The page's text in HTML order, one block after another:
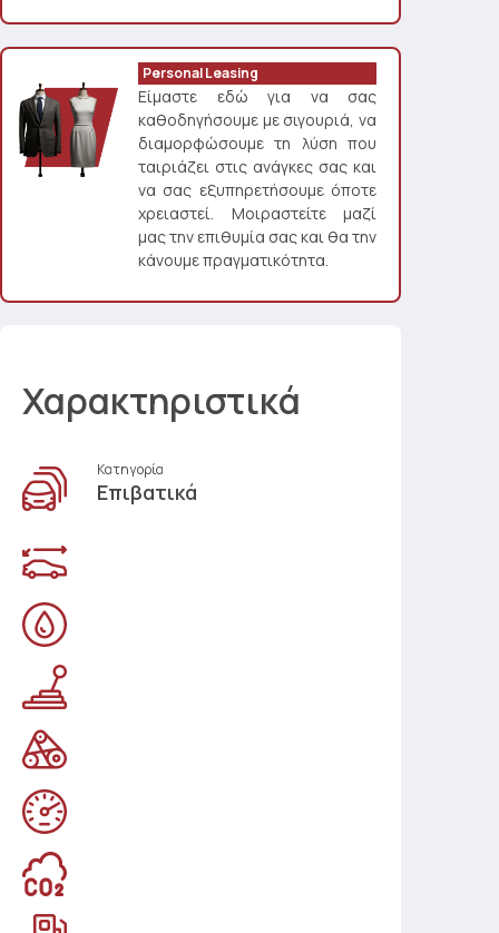
Personal Leasing
Είμαστε εδώ για να σας
καθοδηγήσουμε με σιγουριά, να
διαμορφώσουμε τη λύση που
ταιριάζει στις ανάγκες σας και
να σας εξυπηρετήσουμε όποτε
χρειαστεί. Μοιραστείτε μαζί
μας την επιθυμία σας και θα την
κάνουμε πραγματικότητα.
Χαρακτηριστικά
Κατηγορία
Επιβατικά